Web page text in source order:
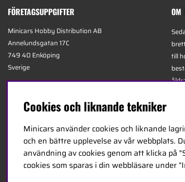
FÖRETAGSUPPGIFTER
Minicars Hobby Distribution AB
Annelundsgatan 17C
749 40 Enköping
Sverige
E-mail:info@minicars.se
OM
till
E18
Cookies och liknande tekniker
Minicars använder cookies och liknande
och en bättre upplevelse av vår webbplats.
användning av cookies genom att klicka på
cookies som sparas i din webbläsare under